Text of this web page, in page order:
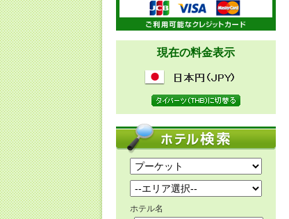
現在の料金表示
ホテル名